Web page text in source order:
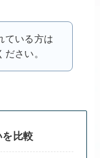
ている方は
さい。
比較